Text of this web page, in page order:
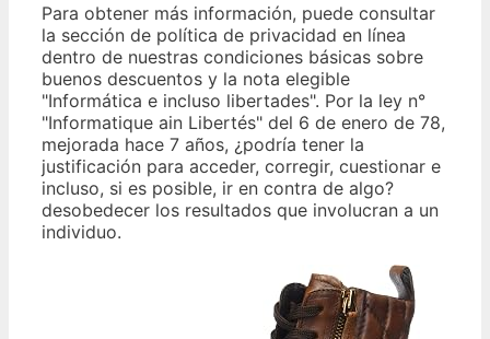
Para obtener más información, puede consultar
la sección de política de privacidad en línea
dentro de nuestras condiciones básicas sobre
buenos descuentos y la nota elegible
"Informática e incluso libertades". Por la ley n°
"Informatique ain Libertés" del 6 de enero de 78,
mejorada hace 7 años, ¿podría tener la
justificación para acceder, corregir, cuestionar e
incluso, si es posible, ir en contra de algo?
desobedecer los resultados que involucran a un
individuo.